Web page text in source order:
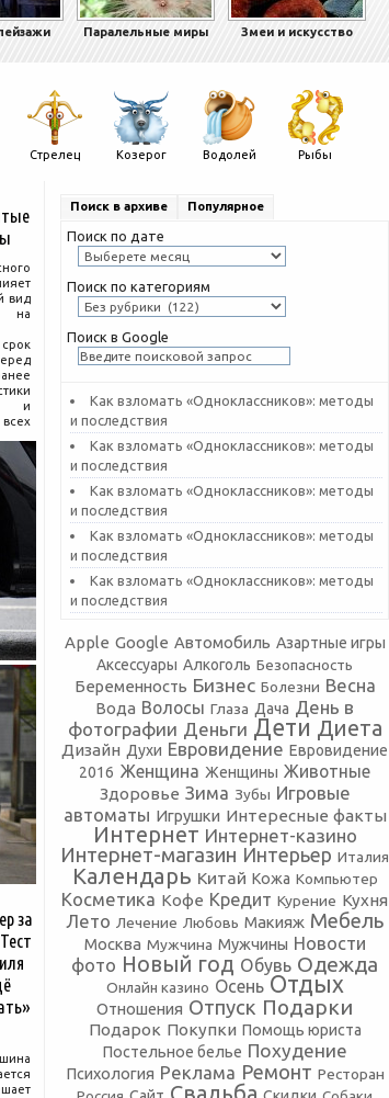
Паралельные миры Змеи и искусство
Стрелец Козерог Водолей Рыбы
вид
на
и
за
Поиск в архиве Популярное
Поиск по дате
Поиск по категориям
Поиск в Google
Как взломать «Одноклассников»: методы
и последствия
Как взломать «Одноклассников»: методы
и последствия
Как взломать «Одноклассников»: методы
и последствия
Как взломать «Одноклассников»: методы
и последствия
Как взломать «Одноклассников»: методы
и последствия
Apple Google Автомобиль Азартные игры
Аксессуары Алкоголь Безопасность
Беременность Бизнес Болезни Весна
Вода Волосы Глаза Дача День в
фотографии Деньги Дети Диета
Дизайн Духи Евровидение Евровидение
2016 Женщина Женщины Животные
Здоровье Зима Зубы Игровые
автоматы Игрушки Интересные факты
Интернет Интернет-казино
Интернет-магазин Интерьер Италия
Календарь Китай Кожа Компьютер
Косметика Кофе Кредит Курение Кухня
Лето Лечение Любовь Макияж Мебель
Москва Мужчина Мужчины Новости
фото Новый год Обувь Одежда
Онлайн казино Осень Отдых
Отношения Отпуск Подарки
Подарок Покупки Помощь юриста
Постельное белье Похудение
Психология Реклама Ремонт Ресторан